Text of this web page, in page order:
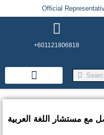
Official
+601121806818
مع مستشار اللغة العربية